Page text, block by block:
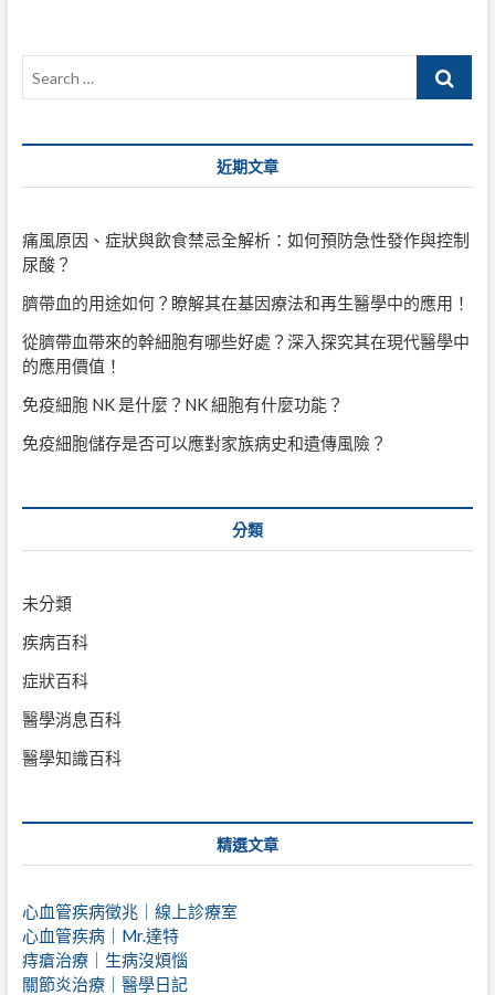
Search
近期文章
痛風原因、症狀與飲食禁忌全解析：如何預防急性發作與控制
尿酸？
臍帶血的用途如何？瞭解其在基因療法和再生醫學中的應用！
從臍帶血帶來的幹細胞有哪些好處？深入探究其在現代醫學中
的應用價值！
免疫細胞 NK 是什麼？NK 細胞有什麼功能？
免疫細胞儲存是否可以應對家族病史和遺傳風險？
分類
未分類
疾病百科
症狀百科
醫學消息百科
醫學知識百科
精選文章
心血管疾病徵兆｜線上診療室
心血管疾病｜Mr.達特
痔瘡治療｜ 生病沒煩惱
關節炎治療｜醫學日記